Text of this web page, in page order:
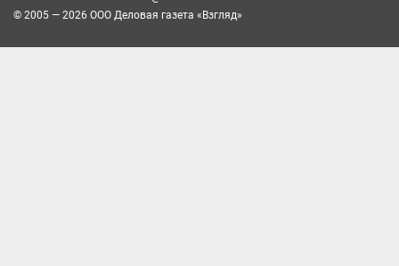
© 2005 — 2026 ООО Деловая газета «Взгляд»